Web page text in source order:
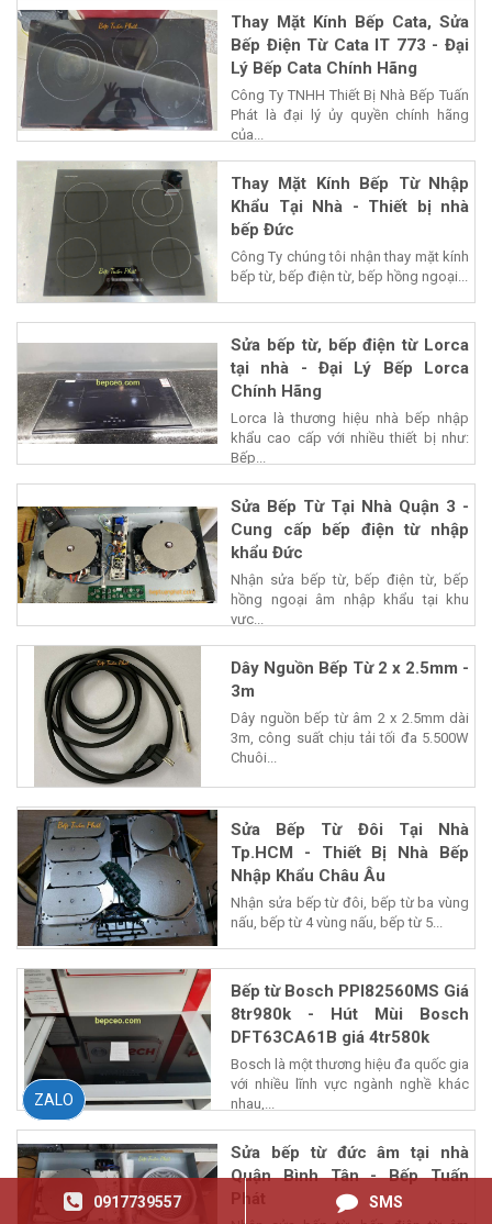
Thay Mặt Kính Bếp Cata, Sửa
Bếp Điện Từ Cata IT 773 - Đại
Lý Bếp Cata Chính Hãng
Công Ty TNHH Thiết Bị Nhà Bếp Tuấn
Phát là đại lý ủy quyền chính hãng
của...
Thay Mặt Kính Bếp Từ Nhập
Khẩu Tại Nhà - Thiết bị nhà
bếp Đức
Công Ty chúng tôi nhận thay mặt kính
bếp từ, bếp điện từ, bếp hồng ngoại...
Sửa bếp từ, bếp điện từ Lorca
tại nhà - Đại Lý Bếp Lorca
Chính Hãng
Lorca là thương hiệu nhà bếp nhập
khẩu cao cấp với nhiều thiết bị như:
Bếp...
Sửa Bếp Từ Tại Nhà Quận 3 -
Cung cấp bếp điện từ nhập
khẩu Đức
Nhận sửa bếp từ, bếp điện từ, bếp
hồng ngoại âm nhập khẩu tại khu
vực...
Dây Nguồn Bếp Từ 2 x 2.5mm -
3m
Dây nguồn bếp từ âm 2 x 2.5mm dài
3m, công suất chịu tải tối đa 5.500W
Chuôi...
Sửa Bếp Từ Đôi Tại Nhà
Tp.HCM - Thiết Bị Nhà Bếp
Nhập Khẩu Châu Âu
Nhận sửa bếp từ đôi, bếp từ ba vùng
nấu, bếp từ 4 vùng nấu, bếp từ 5...
Bếp từ Bosch PPI82560MS Giá
8tr980k - Hút Mùi Bosch
DFT63CA61B giá 4tr580k
Bosch là một thương hiệu đa quốc gia
với nhiều lĩnh vực ngành nghề khác
nhau,...
Sửa bếp từ đức âm tại nhà
Quận Bình Tân - Bếp Tuấn
Phát
0917739557 SMS
ZALO